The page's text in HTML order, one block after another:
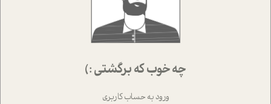
چه خوب که برگشتی :)
ورود به حساب کاربری